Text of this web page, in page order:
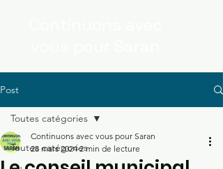
Post
Toutes catégories
Toutes catégories
Continuons avec vous pour Saran
28 mars 2024 2 min de lecture